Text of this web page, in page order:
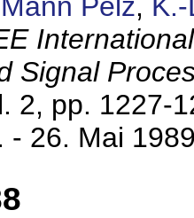
Signal
2, pp. 1227-
- 26. Mai